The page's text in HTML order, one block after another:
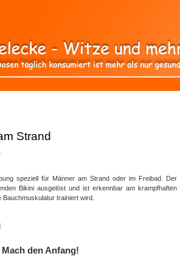
Strand
speziell für Männer am Strand oder im Freibad. Der
Bikini ausgelöst und ist erkennbar am krampfhaften
trainiert wird.
den Anfang!